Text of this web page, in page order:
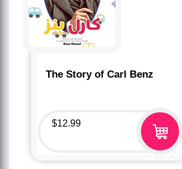
The Story of Carl Benz
$12.99